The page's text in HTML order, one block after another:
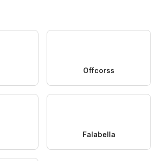
Offcorss
Falabella